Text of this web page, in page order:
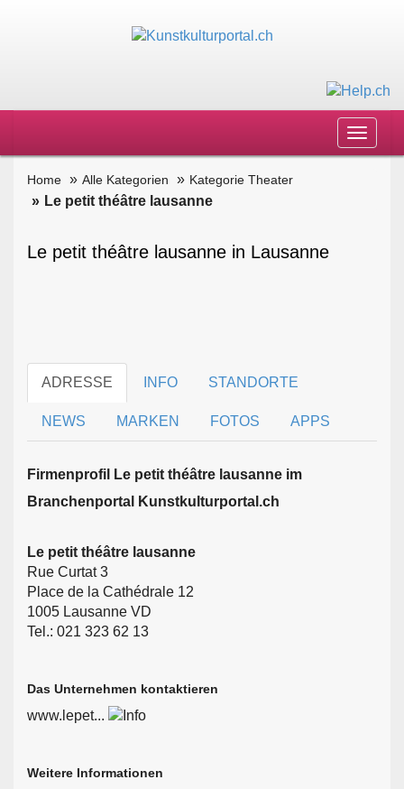
Toggle
Home Alle Kategorien Kategorie Theater
Le petit théâtre lausanne
Le petit théâtre lausanne in Lausanne
ADRESSE INFO STANDORTE
NEWS MARKEN FOTOS APPS
Firmen­profil Le petit théâtre lausanne im
Branchen­portal Kunstkulturportal.ch
Le petit théâtre lausanne
Rue Curtat 3
Place de la Cathédrale 12
1005 Lausanne VD
Tel.: 021 323 62 13
Das Unternehmen kontaktieren
www.lepet...
Weitere Informationen